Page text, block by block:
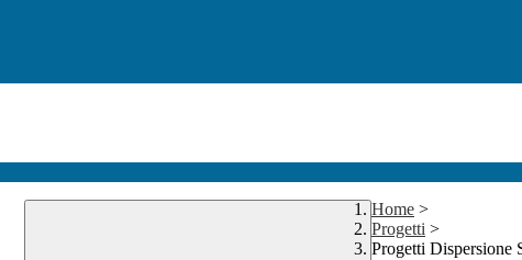
Home >
Progetti >
Progetti Dispersione